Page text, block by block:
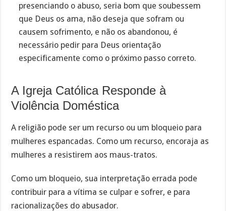
presenciando o abuso, seria bom que soubessem
que Deus os ama, não deseja que sofram ou
causem sofrimento, e não os abandonou, é
necessário pedir para Deus orientação
especificamente como o próximo passo correto.
A Igreja Católica Responde à
Violência Doméstica
A religião pode ser um recurso ou um bloqueio para
mulheres espancadas. Como um recurso, encoraja as
mulheres a resistirem aos maus-tratos.
Como um bloqueio, sua interpretação errada pode
contribuir para a vítima se culpar e sofrer, e para
racionalizações do abusador.